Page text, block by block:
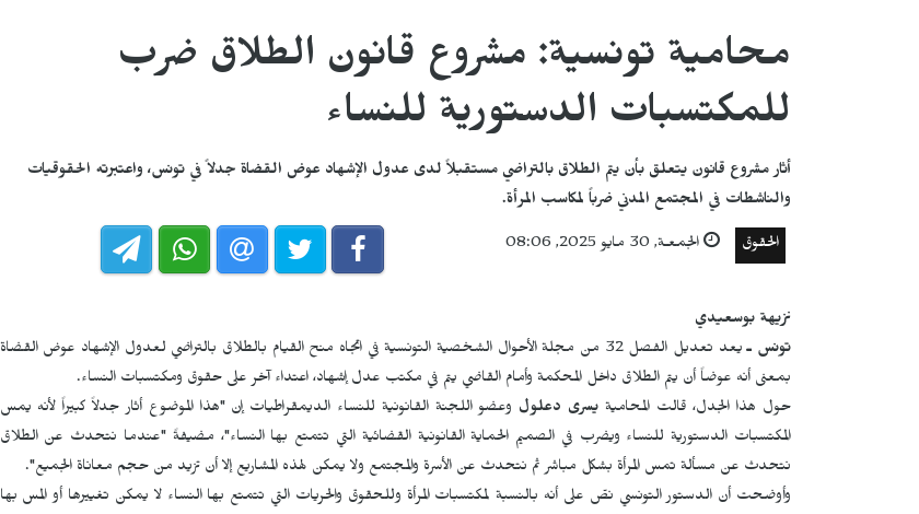
محامية تونسية: مشروع قانون الطلاق ضرب
للمكتسبات الدستورية للنساء
أثار مشروع قانون يتعلق بأن يتم الطلاق بالتراضي مستقبلاً لدى عدول الإشهاد عوض القضاة جدلاً في تونس، واعتبرته الحقوقيات
والناشطات في المجتمع المدني ضرباً لمكاسب المرأة.
الحقوق الجمعـة, 30 مايو 2025, 08:06
نزيهة بوسعيدي
تونس ـ يعد
تعديل الفصل 32 من مجلة الأحوال الشخصية التونسية في اتجاه منح القيام بالطلاق بالتراضي لعدول الإشهاد عوض القضاة
بمعنى أنه عوضاً أن يتم الطلاق داخل المحكمة وأمام القاضي يتم في مكتب عدل إشهاد، اعتداء آخر على حقوق ومكتسبات النساء.
حول هذا الجدل، قالت المحاميةيسرى دعلول وعضو اللجنة القانونية للنساء الديمقراطيات إن "هذا الموضوع أثار جدلاً كبيراً لأنه يمس
المكتسبات الدستورية للنساء ويضرب في الصميم الحماية القانونية القضائية التي تتمتع بها النساء"، مضيفةً "عندما نتحدث عن الطلاق
نتحدث عن مسألة تمس المرأة بشكل مباشر ثم نتحدث عن الأسرة والمجتمع ولا يمكن لهذه المشاريع إلا أن تزيد من حجم معاناة الجميع".
وأوضحت أن الدستور التونسي نصّ على أنه بالنسبة لمكتسبات المرأة وللحقوق والحريات التي تتمتع بها النساء لا يمكن تغييرها أو المس بها